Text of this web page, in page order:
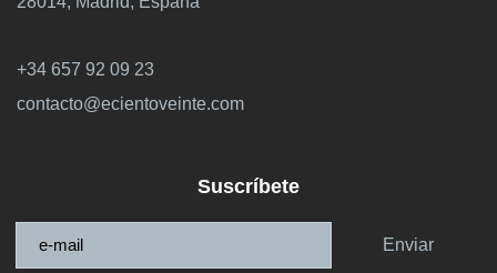
+34 657 92 09 23
contacto@ecientoveinte.com
Suscríbete
Enviar